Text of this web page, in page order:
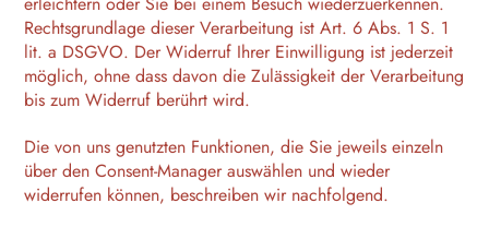
Rechtsgrundlage dieser Verarbeitung ist Art. 6 Abs. 1 S. 1
lit. a DSGVO. Der Widerruf Ihrer Einwilligung ist jederzeit
möglich, ohne dass davon die Zulässigkeit der Verarbeitung
bis zum Widerruf berührt wird.
Die von uns genutzten Funktionen, die Sie jeweils einzeln
über den Consent-Manager auswählen und wieder
widerrufen können, beschreiben wir nachfolgend.